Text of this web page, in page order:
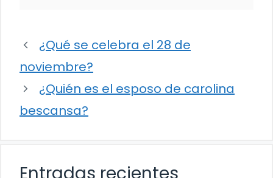
¿Qué se celebra el 28 de
noviembre?
¿Quién es el esposo de carolina
bescansa?